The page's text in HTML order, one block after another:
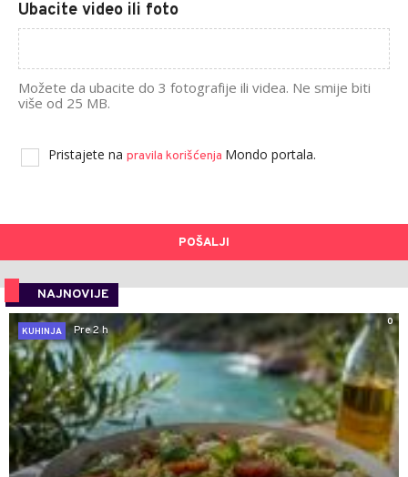
Ubacite video ili foto
Možete da ubacite do 3 fotografije ili videa. Ne smije biti
više od 25 MB.
Pristajete na pravila korišćenja Mondo portala.
POŠALJI
NAJNOVIJE
0
KUHINJA
Pre 2 h